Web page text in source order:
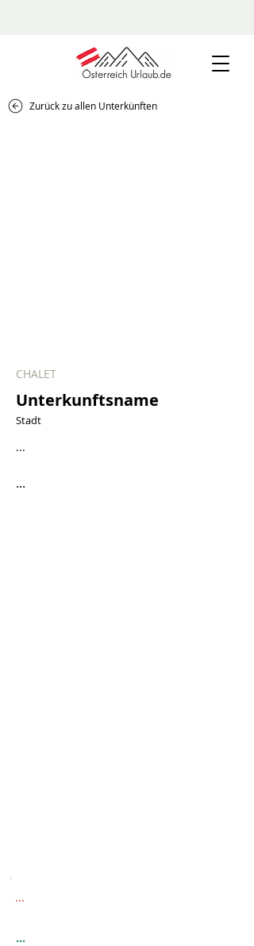
Zurück zu allen Unterkünften
CHALET
Unterkunftsname
Stadt
...
...
...
...